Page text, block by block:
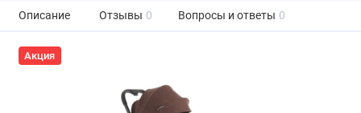
Описание Отзывы 0 Вопросы и ответы 0
Акция